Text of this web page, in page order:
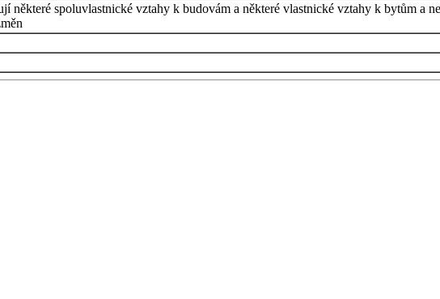
některé spoluvlastnické vztahy k budovám a některé vlastnické vztahy k bytům a